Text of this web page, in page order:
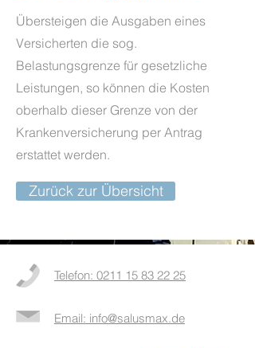
Übersteigen die Ausgaben eines
Versicherten die sog.
Belastungsgrenze für gesetzliche
Leistungen, so können die Kosten
oberhalb dieser Grenze von der
Krankenversicherung per Antrag
erstattet werden.
Zurück zur Übersicht
Telefon: 0211 15 83 22 25
Email: info@salusmax.de